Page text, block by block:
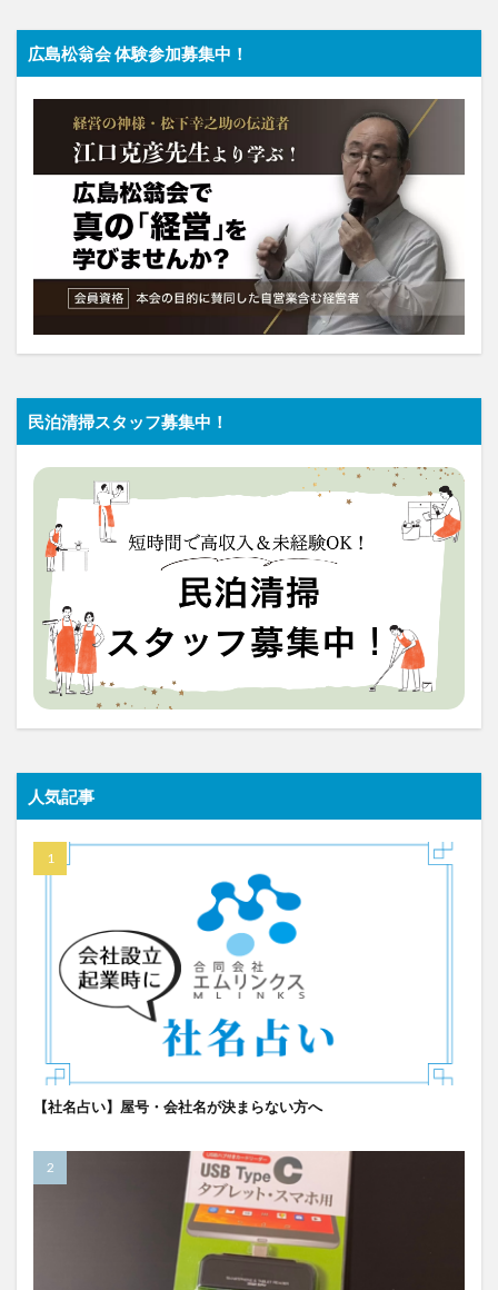
広島松翁会 体験参加募集中！
民泊清掃スタッフ募集中！
人気記事
【社名占い】屋号・会社名が決まらない方へ